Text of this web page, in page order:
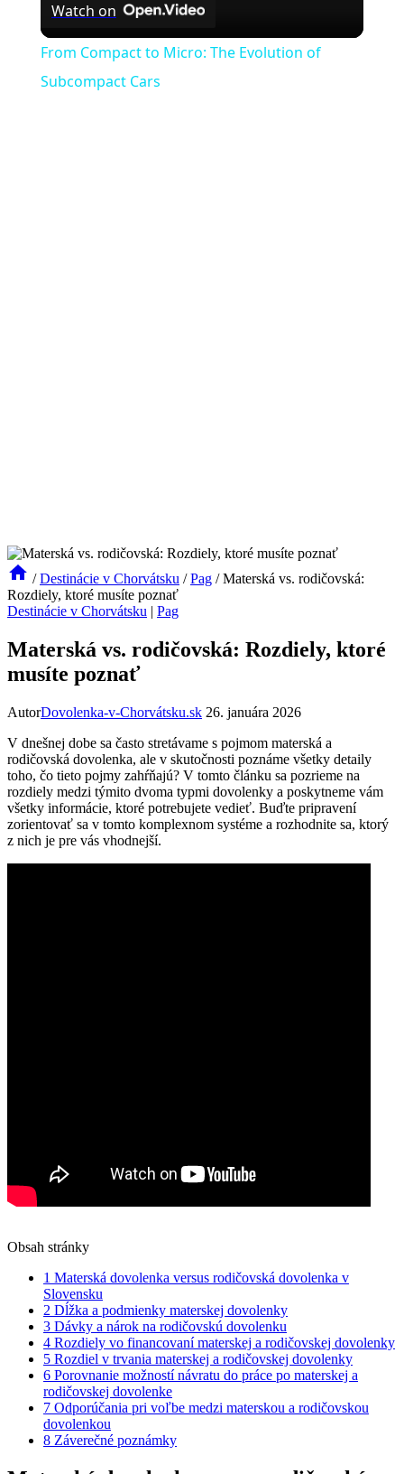
Watch on
From Compact to Micro: The Evolution of
Subcompact Cars
/ Destinácie v Chorvátsku / Pag / Materská vs. rodičovská:
Rozdiely, ktoré musíte poznať
Destinácie v Chorvátsku | Pag
Materská vs. rodičovská: Rozdiely, ktoré
musíte poznať
AutorDovolenka-v-Chorvátsku.sk 26. januára 2026
V dnešnej dobe sa často stretávame s pojmom materská a
rodičovská dovolenka, ale v skutočnosti poznáme všetky detaily
toho, čo tieto pojmy zahŕňajú? V tomto článku sa pozrieme na
rozdiely medzi týmito dvoma typmi dovolenky a poskytneme vám
všetky informácie, ktoré potrebujete vedieť. Buďte pripravení
zorientovať sa v tomto komplexnom systéme a rozhodnite sa, ktorý
z nich je pre vás vhodnejší.
Obsah stránky
1 Materská dovolenka versus rodičovská dovolenka v
Slovensku
2 Dĺžka a podmienky materskej dovolenky
3 Dávky a nárok na rodičovskú dovolenku
4 Rozdiely vo financovaní materskej a rodičovskej dovolenky
5 Rozdiel v trvania materskej a rodičovskej dovolenky
6 Porovnanie možností návratu do práce po materskej a
rodičovskej dovolenke
7 Odporúčania pri voľbe medzi materskou a rodičovskou
dovolenkou
8 Záverečné poznámky